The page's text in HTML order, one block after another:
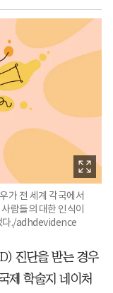
가 전 세계 각국에서
람들의 대한 인식이
다./adhdevidence
진단을 받는 경우
제 학술지 네이처